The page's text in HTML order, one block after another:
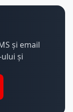
și email
și